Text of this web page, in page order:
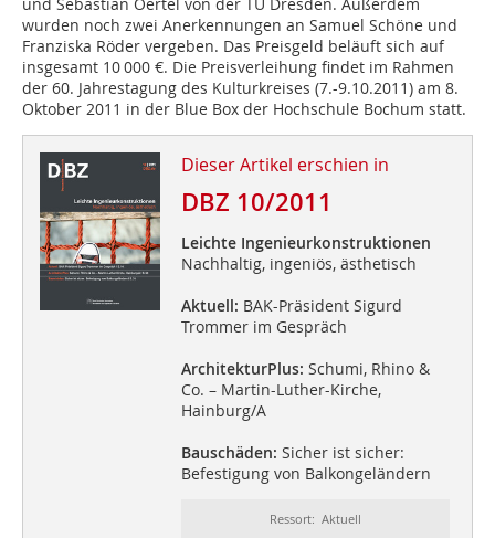
und Sebastian Oertel von der TU Dresden. Außerdem
wurden noch zwei Anerkennungen an Samuel Schöne und
Franziska Röder vergeben. Das Preisgeld beläuft sich auf
insgesamt 10 000 €. Die Preisverleihung findet im Rahmen
der 60. Jahrestagung des Kulturkreises (7.-9.10.2011) am 8.
Oktober 2011 in der Blue Box der Hochschule Bochum statt.
Dieser Artikel erschien in
DBZ 10/2011
Leichte Ingenieurkonstruktionen
Nachhaltig, ingeniös, ästhetisch
Aktuell: BAK-Präsident Sigurd
Trommer im Gespräch
ArchitekturPlus: Schumi, Rhino &
Co. – Martin-Luther-Kirche,
Hainburg/A
Bauschäden: Sicher ist sicher:
Befestigung von Balkongeländern
Ressort: Aktuell